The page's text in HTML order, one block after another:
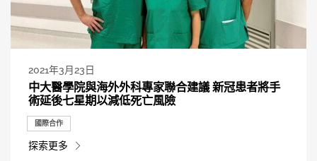
2021年3月23日
中大醫學院與海外外科專家聯合建議 新冠患者將手
術延後七星期以減低死亡風險
國際合作
探索更多